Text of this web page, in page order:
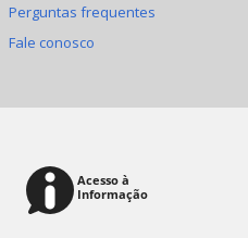
Perguntas frequentes
Fale conosco